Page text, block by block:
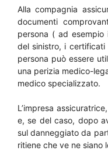
Alla compagnia
documenti
persona ( ad
del sinistro, i
persona può essere
una perizia medico-
medico specializzato.
L’impresa
e, se del caso, dopo
sul danneggiato da
ritiene che ve ne siano